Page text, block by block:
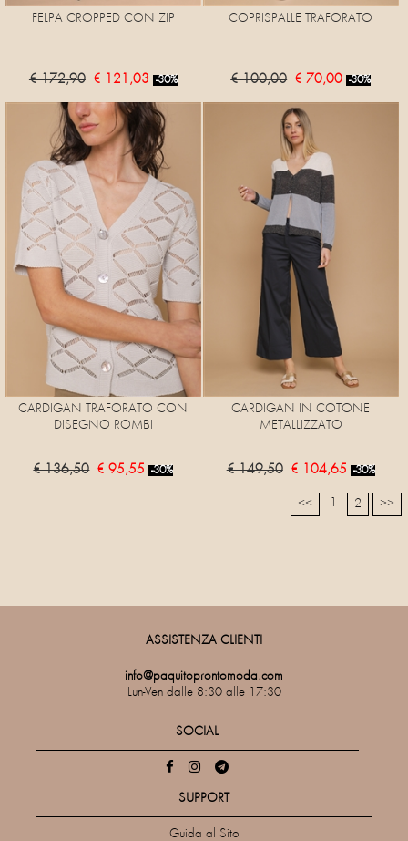
FELPA CROPPED CON ZIP
€ 172,90 € 121,03 -30%
COPRISPALLE TRAFORATO
€ 100,00 € 70,00 -30%
CARDIGAN TRAFORATO CON
DISEGNO ROMBI
€ 136,50 € 95,55 -30%
CARDIGAN IN COTONE
METALLIZZATO
€ 149,50 € 104,65 -30%
<< 2 >>
ASSISTENZA CLIENTI
info@paquitoprontomoda.com
Lun-Ven dalle 8:30 alle 17:30
SOCIAL
SUPPORT
Guida al Sito